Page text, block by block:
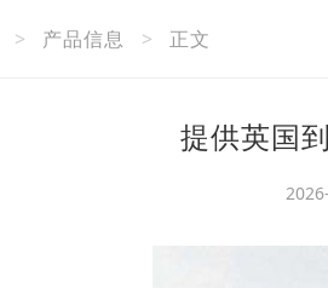
> 产品信息 > 正文
提供英国